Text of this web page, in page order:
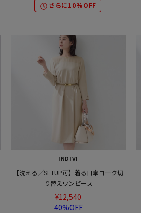
さらに10%OFF
INDIVI
【洗える／SETUP可】着る日傘ヨーク切
り替えワンピース
¥12,540
40%OFF